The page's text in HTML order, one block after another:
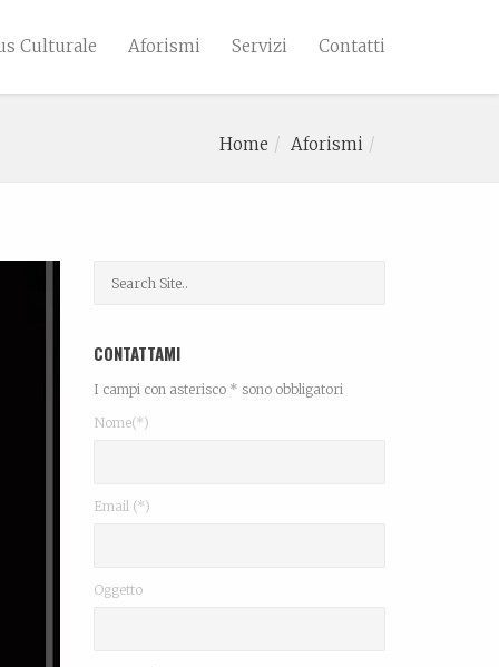
Culturale Aforismi Servizi Contatti
Home Aforismi
CONTATTAMI
I campi con asterisco * sono obbligatori
Nome(*)
Email (*)
Oggetto